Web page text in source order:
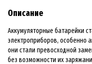
Описание
Аккумуляторные батарейки
электроприборов, особенно
они стали превосходной
без возможности их